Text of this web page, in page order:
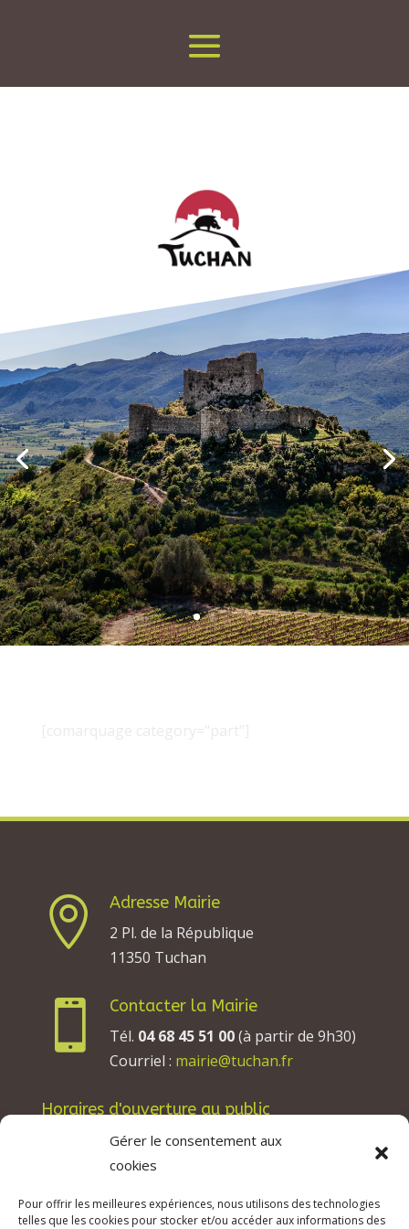
Gérer le consentement aux
cookies
Pour offrir les meilleures expériences, nous utilisons des technologies
telles que les cookies pour stocker et/ou accéder aux informations des

Adresse Mairie
2 Pl. de la République
11350 Tuchan

Contacter la Mairie
Tél. 04 68 45 51 00(à partir de 9h30)
Courriel : mairie@tuchan.fr
Horaires d'ouverture au public
Les lundis, mardis et jeudis : de 8h à 12h et de
13h30 à 17h30.
Les vendredis : de 8h à 12h.